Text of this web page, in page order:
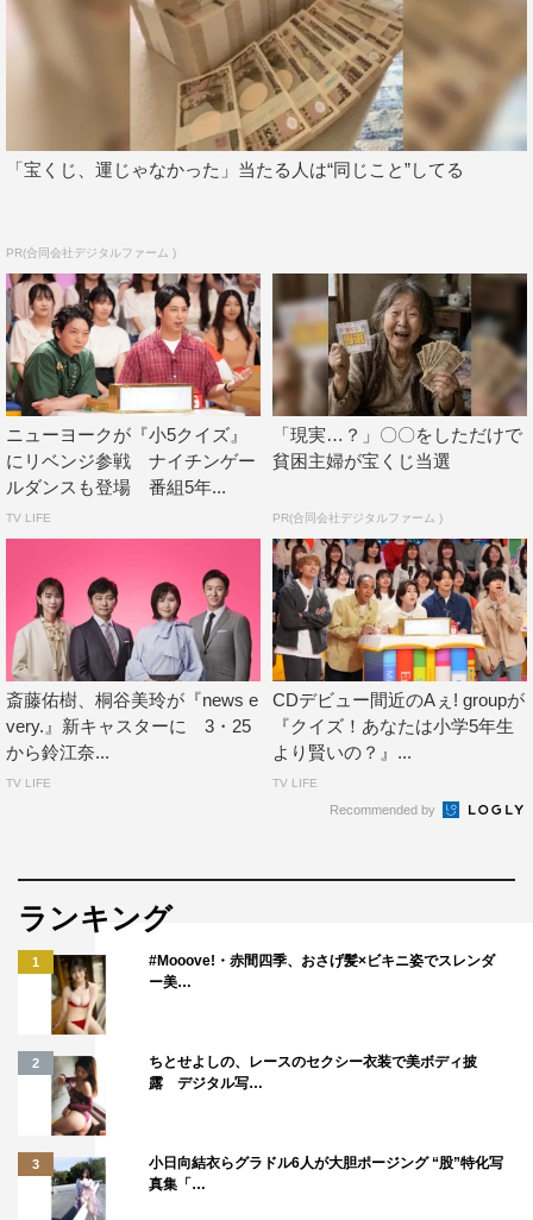
「宝くじ、運じゃなかった」当たる人は“同じこと”してる
PR(合同会社デジタルファーム )
ニューヨークが『小5クイズ』
にリベンジ参戦 ナイチンゲー
ルダンスも登場 番組5年...
TV LIFE
「現実…？」〇〇をしただけで
貧困主婦が宝くじ当選
PR(合同会社デジタルファーム )
斎藤佑樹、桐谷美玲が『news e
very.』新キャスターに 3・25
から鈴江奈...
TV LIFE
CDデビュー間近のAぇ! groupが
『クイズ！あなたは小学5年生
より賢いの？』...
TV LIFE
Recommended by
ランキング
1
#Mooove!・赤間四季、おさげ髪×ビキニ姿でスレンダ
ー美…
2
ちとせよしの、レースのセクシー衣装で美ボディ披
露 デジタル写…
3
小日向結衣らグラドル6人が大胆ポージング “股”特化写
真集「…